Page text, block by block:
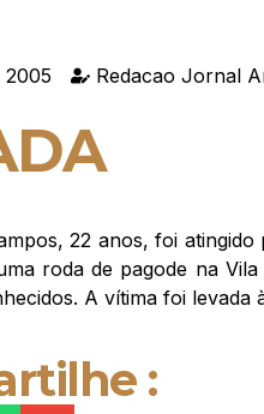
Redacao Jornal
22 anos, foi
roda de pagode na
A vítima foi levada
: